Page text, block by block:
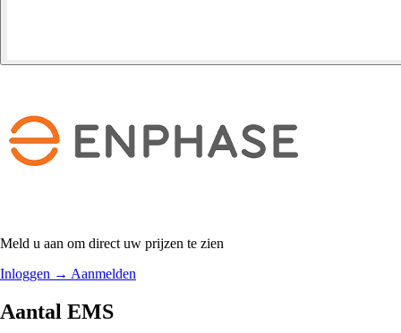
Meld u aan om direct uw prijzen te zien
Inloggen → Aanmelden
Aantal EMS